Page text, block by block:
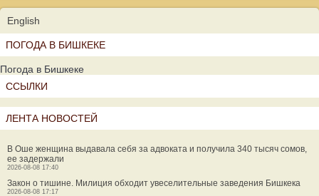
English
ПОГОДА В БИШКЕКЕ
Погода в Бишкеке
ССЫЛКИ
ЛЕНТА НОВОСТЕЙ
В Оше женщина выдавала себя за адвоката и получила 340 тысяч сомов,
ее задержали
2026-08-08 17:40
Закон о тишине. Милиция обходит увеселительные заведения Бишкека
2026-08-08 17:17